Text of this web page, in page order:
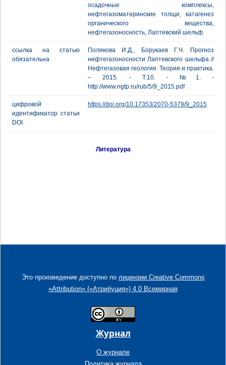
осадочные комплексы,
нефтегазоматеринские толщи, катагенез
органического вещества,
нефтегазоносность, Лаптевский шельф.
ссылка на статью
обязательна
Полякова И.Д., Борукаев Г.Ч. Прогноз
нефтегазоносности Лаптевского шельфа //
Нефтегазовая геология. Теория и практика.
– 2015. - Т.10. - №1. -
http://www.ngtp.ru/rub/5/9_2015.pdf
цифровой
идентификатор статьи
DOI
https://doi.org/10.17353/2070-5379/9_2015
Литература
Это произведение доступно по лицензии Creative Commons
«Attribution» («Атрибуция») 4.0 Всемирная
Журнал
О журнале